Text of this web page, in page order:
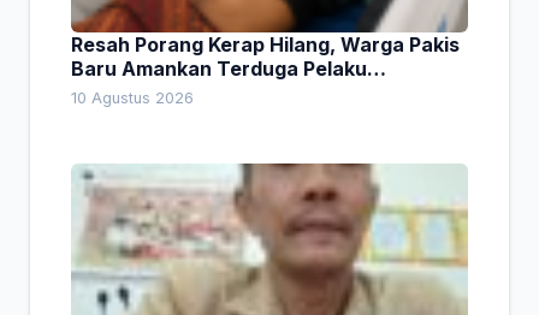
Resah Porang Kerap Hilang, Warga Pakis
Baru Amankan Terduga Pelaku
Pencurian
10 Agustus 2026